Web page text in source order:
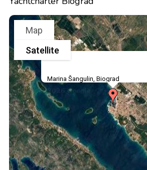
Marina Šangulin, Biograd
Map
Satellite